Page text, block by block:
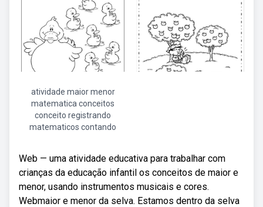
atividade maior menor
matematica conceitos
conceito registrando
matematicos contando
Web — uma atividade educativa para trabalhar com
crianças da educação infantil os conceitos de maior e
menor, usando instrumentos musicais e cores.
Webmaior e menor da selva. Estamos dentro da selva